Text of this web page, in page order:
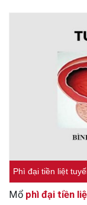
Phì đại tiền liệt
Mổ phì đại tiền